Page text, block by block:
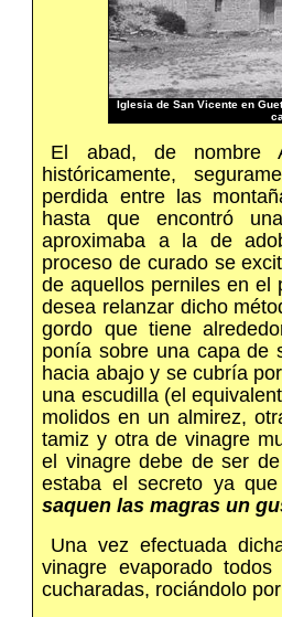
Iglesia de San Vicente en
El abad, de nombre
históricamente,
perdida entre las
hasta que encontró
aproximaba a la de
proceso de curado se
de aquellos perniles en el
desea relanzar dicho
gordo que tiene
ponía sobre una capa de
hacia abajo y se cubría
una escudilla (el
molidos en un almirez,
tamiz y otra de vinagre
el vinagre debe de ser
estaba el secreto ya que
saquen las magras un
Una vez efectuada
vinagre evaporado
cucharadas, rociándolo